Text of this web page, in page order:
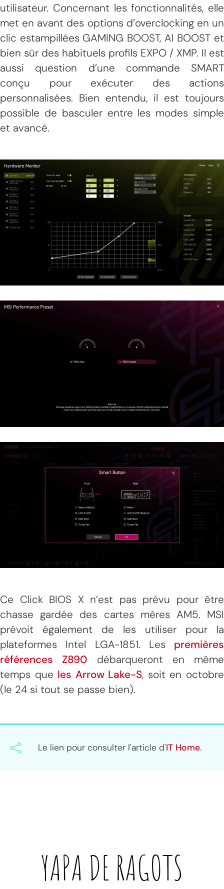
utilisateur. Concernant les fonctionnalités, elle
met en avant des options d’overclocking en un
clic estampillées GAMING BOOST, AI BOOST et
bien sûr des habituels profils EXPO / XMP. Il est
aussi question d’une commande SMART
conçu pour exécuter des actions
personnalisées. Bien entendu, il est toujours
possible de basculer entre les modes simple
et avancé.
Ce Click BIOS X n’est pas prévu pour être
chasse gardée des cartes mères AM5. MSI
prévoit également de les utiliser pour la
plateformes Intel LGA-1851. Les premières
références Z890 débarqueront en même
temps que les Arrow Lake-S, soit en octobre
(le 24 si tout se passe bien).
Le lien pour consulter l'article d'IT Home.
YAPA DE RAGOTS